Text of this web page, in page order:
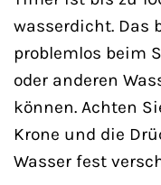
wasserdicht. Das
problemlos beim
oder anderen
können. Achten
Krone und die
Wasser fest